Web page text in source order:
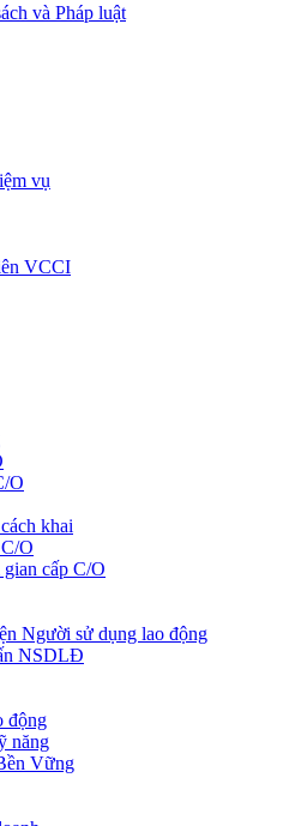
và Pháp luật
vụ
VCCI
O
khai
O
cấp C/O
Người sử dụng lao động
NSDLĐ
động
năng
Vững